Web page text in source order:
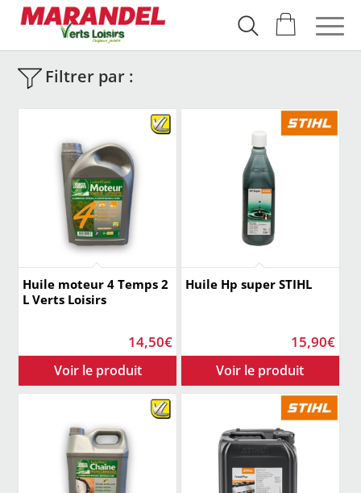
Filtrer par :
Huile moteur 4 Temps 2
L Verts Loisirs
14,50€
Huile Hp super STIHL
15,90€